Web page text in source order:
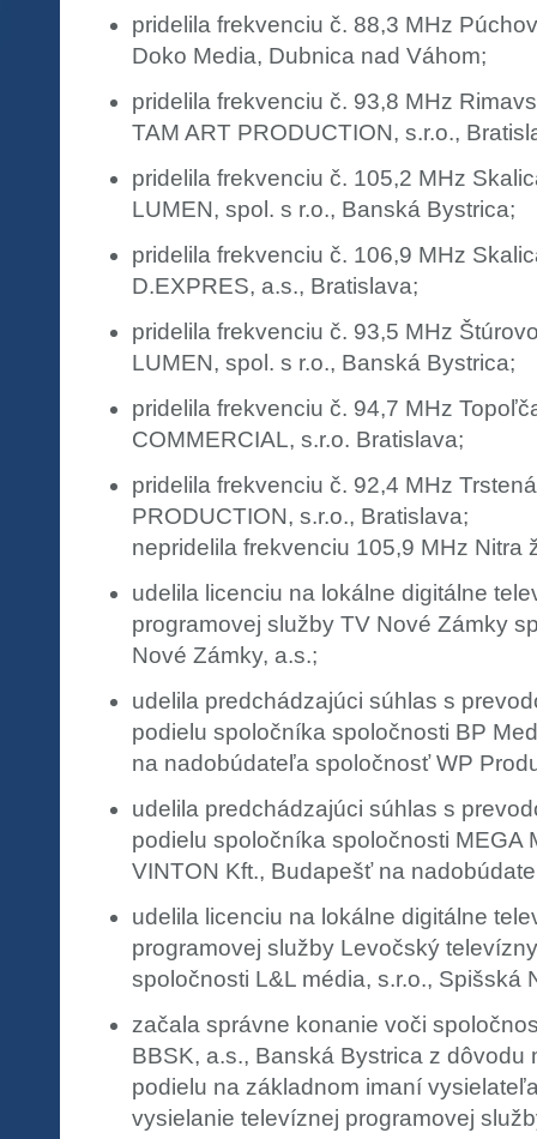
pridelila frekvenciu č. 88,3 MHz
Doko Media, Dubnica nad Váhom;
pridelila frekvenciu č. 93,8 MHz
TAM ART PRODUCTION, s.r.o.,
pridelila frekvenciu č. 105,2 MHz
LUMEN, spol. s r.o., Banská Bystrica;
pridelila frekvenciu č. 106,9 MHz
D.EXPRES, a.s., Bratislava;
pridelila frekvenciu č. 93,5 MHz
LUMEN, spol. s r.o., Banská Bystrica;
pridelila frekvenciu č. 94,7 MHz
COMMERCIAL, s.r.o. Bratislava;
pridelila frekvenciu č. 92,4 MHz
PRODUCTION, s.r.o., Bratislava;
nepridelila frekvenciu 105,9 MHz Nitra
udelila licenciu na lokálne digitálne
programovej služby TV Nové Zámky
Nové Zámky, a.s.;
udelila predchádzajúci súhlas s
podielu spoločníka spoločnosti BP
na nadobúdateľa spoločnosť WP
udelila predchádzajúci súhlas s
podielu spoločníka spoločnosti MEGA
VINTON Kft., Budapešť na
udelila licenciu na lokálne digitálne
programovej služby Levočský
spoločnosti L&L média, s.r.o., Spišská
začala správne konanie voči
BBSK, a.s., Banská Bystrica z dôvodu
podielu na základnom imaní
vysielanie televíznej programovej